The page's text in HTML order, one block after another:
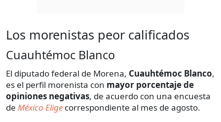
Los morenistas peor calificados
Cuauhtémoc Blanco
El diputado federal de Morena, Cuauhtémoc Blanco,
es el perfil morenista con mayor porcentaje de
opiniones negativas, de acuerdo con una encuesta
de México Elige correspondiente al mes de agosto.